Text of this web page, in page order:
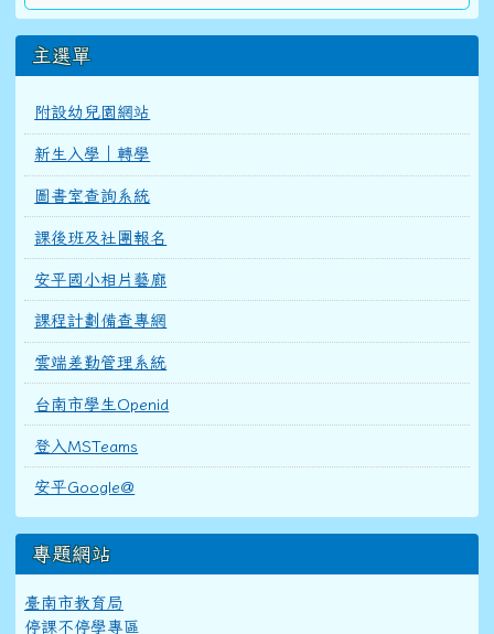
主選單
附設幼兒園網站
新生入學｜轉學
圖書室查詢系統
課後班及社團報名
安平國小相片藝廊
課程計劃備查專網
雲端差勤管理系統
台南市學生Openid
登入MSTeams
安平Google@
專題網站
臺南市教育局
停課不停學專區